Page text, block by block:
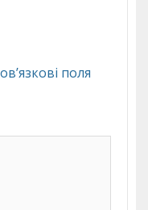
поля